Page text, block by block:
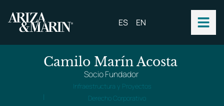
ES EN
Camilo Marín Acosta
Socio Fundador
Infraestructura y Proyectos
| Derecho Corporativo